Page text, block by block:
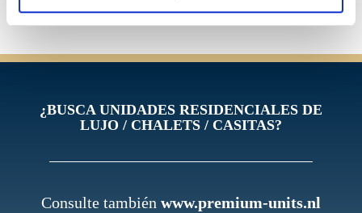
¿BUSCA UNIDADES RESIDENCIALES DE
LUJO / CHALETS / CASITAS?
Consulte también www.premium-units.nl